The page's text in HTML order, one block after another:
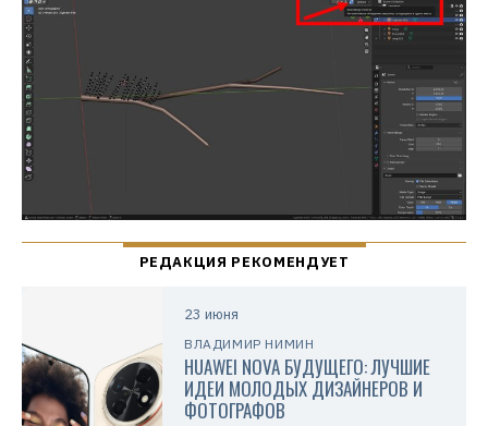
23 июня
ВЛАДИМИР НИМИН
HUAWEI NOVA БУДУЩЕГО: ЛУЧШИЕ
ИДЕИ МОЛОДЫХ ДИЗАЙНЕРОВ И
ФОТОГРАФОВ